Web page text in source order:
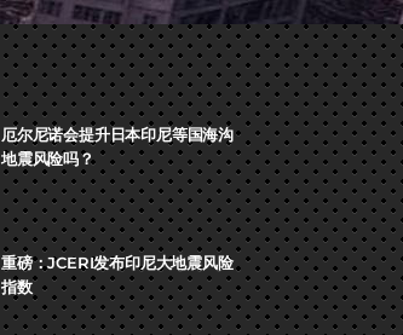
厄尔尼诺会提升日本印尼等国海沟
地震风险吗？
重磅：JCERI发布印尼大地震风险
指数